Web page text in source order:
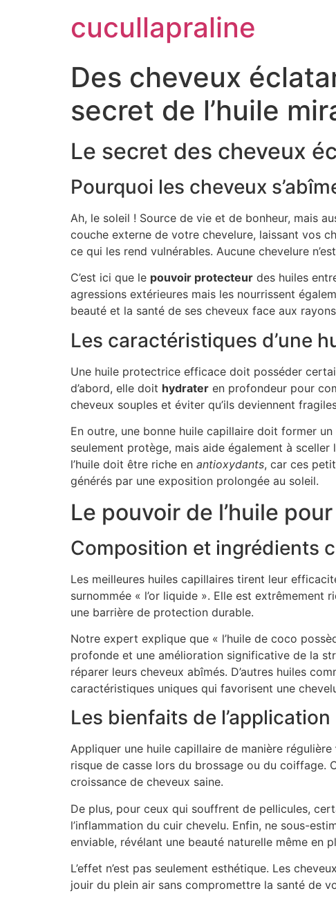
cucullapraline
Des cheveux
secret de l’huile
Le secret des cheveux
Pourquoi les cheveux
Ah, le soleil ! Source de vie et de bonheur, mais
couche externe de votre chevelure, laissant vos
ce qui les rend vulnérables. Aucune chevelure
C’est ici que le pouvoir protecteur des huiles
agressions extérieures mais les nourrissent
beauté et la santé de ses cheveux face aux
Les caractéristiques d’une
Une huile protectrice efficace doit posséder
d’abord, elle doit hydrater en profondeur pour
cheveux souples et éviter qu’ils deviennent
En outre, une bonne huile capillaire doit former
seulement protège, mais aide également à sceller
l’huile doit être riche en antioxydants, car ces
générés par une exposition prolongée au soleil.
Le pouvoir de l’huile
Composition et ingrédients
Les meilleures huiles capillaires tirent leur
surnommée « l’or liquide ». Elle est extrêmement
une barrière de protection durable.
Notre expert explique que « l’huile de coco
profonde et une amélioration significative de la
réparer leurs cheveux abîmés. D’autres huiles
caractéristiques uniques qui favorisent une
Les bienfaits de
Appliquer une huile capillaire de manière régulière
risque de casse lors du brossage ou du coiffage.
croissance de cheveux saine.
De plus, pour ceux qui souffrent de pellicules,
l’inflammation du cuir chevelu. Enfin, ne sous-
enviable, révélant une beauté naturelle même en
L’effet n’est pas seulement esthétique. Les
jouir du plein air sans compromettre la santé de